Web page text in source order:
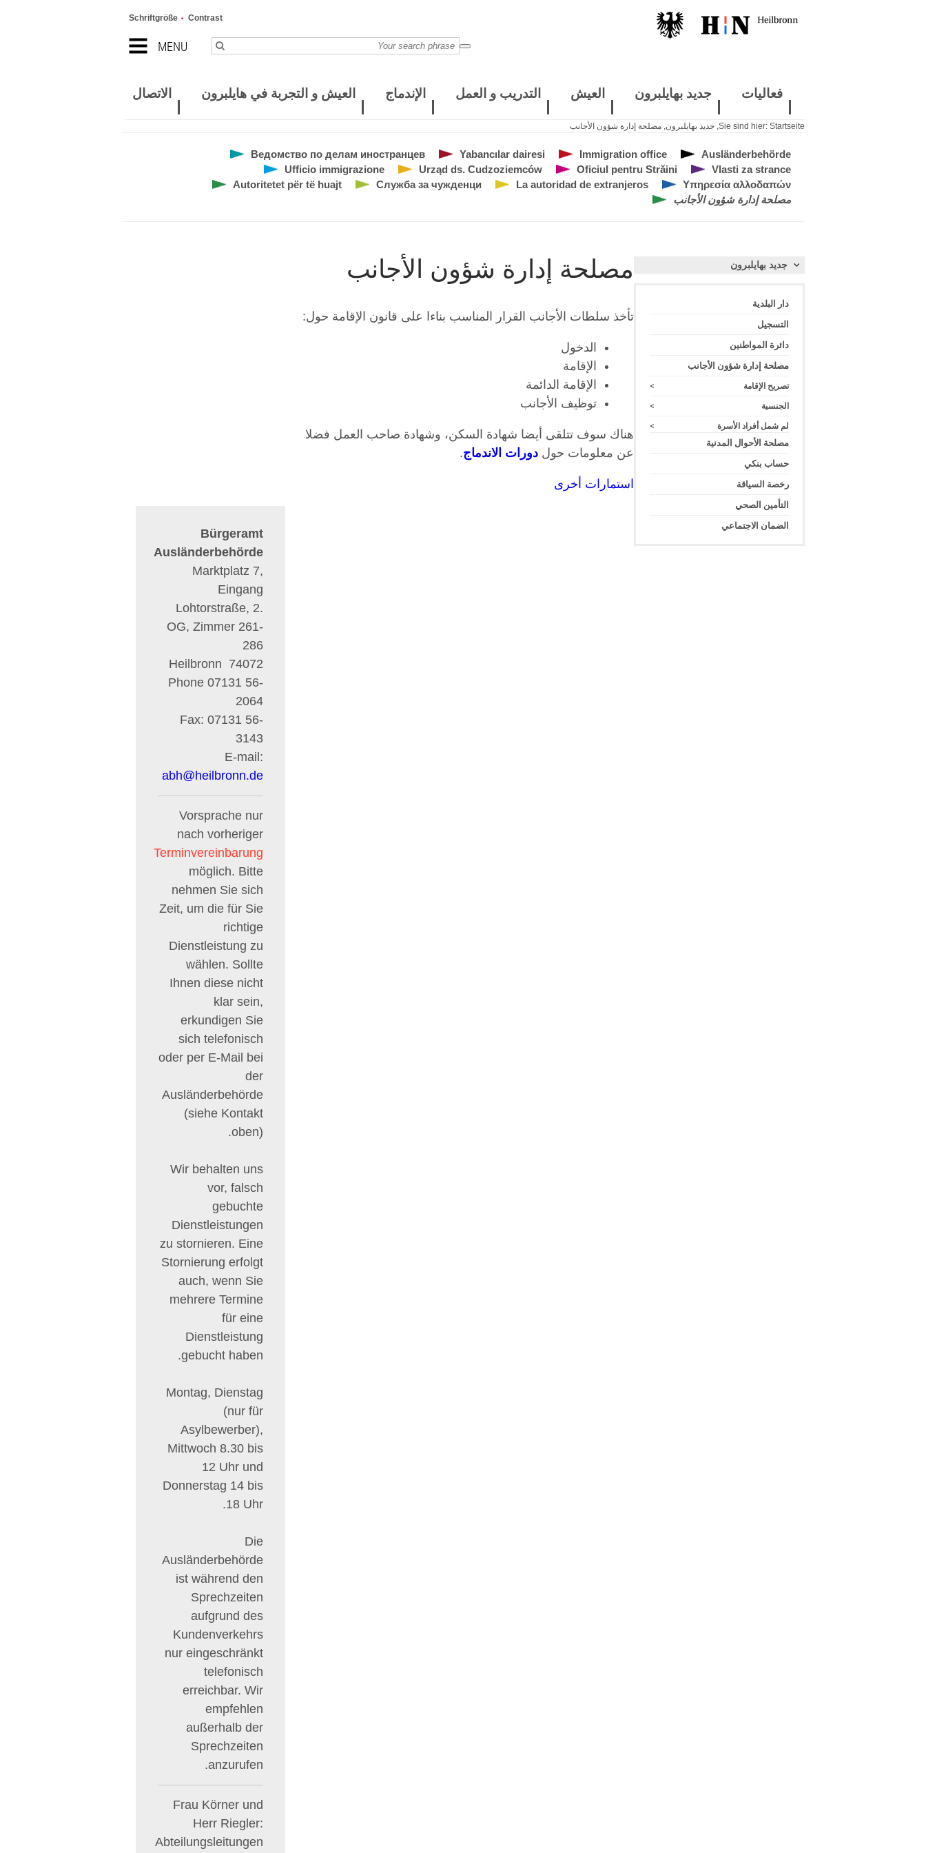
MENU
Schriftgröße Contrast
فعاليات جديد بهايلبرون العيش التدريب و العمل الإندماج العيش و التجربة في هايلبرون الاتصال
Sie sind hier: Startseite
,جديد بهايلبرون,مصلحة إدارة شؤون الأجانب
Ausländerbehörde
Immigration office
Yabancılar dairesi
Ведомство по делам иностранцев
Vlasti za strance
Oficiul pentru Străini
Urząd ds. Cudzoziemców
Ufficio immigrazione
Υπηρεσία αλλοδαπών
La autoridad de extranjeros
Служба за чужденци
Autoritetet për të huajt
مصلحة إدارة شؤون الأجانب
جديد بهايلبرون
دار البلدية
التسجيل
دائرة المواطنين
مصلحة إدارة شؤون الأجانب
> تصريح الإقامة
> الجنسية
> لم شمل أفراد الأسرة
مصلحة الأحوال المدنية
حساب بنكي
رخصة السياقة
التأمين الصحي
الضمان الاجتماعي
مصلحة إدارة شؤون الأجانب
تأخذ سلطات الأجانب القرار المناسب بناءا على قانون الإقامة حول:
الدخول
الإقامة
الإقامة الدائمة
توظيف الأجانب
هناك سوف تتلقى أيضا شهادة السكن، وشهادة صاحب العمل فضلا
عن معلومات حولدورات الاندماج.
استمارات أخرى
Bürgeramt
Ausländerbehörde
Marktplatz 7,
Eingang
Lohtorstraße, 2.
OG, Zimmer 261-
286
74072
Heilbronn
Phone 07131 56-
2064
Fax: 07131 56-
3143
E-mail:
abh@heilbronn.de
Vorsprache nur
nach vorheriger
Terminvereinbarung
möglich. Bitte
nehmen Sie sich
Zeit, um die für Sie
richtige
Dienstleistung zu
wählen. Sollte
Ihnen diese nicht
klar sein,
erkundigen Sie
sich telefonisch
oder per E-Mail bei
der
Ausländerbehörde
(siehe Kontakt
oben).
Wir behalten uns
vor, falsch
gebuchte
Dienstleistungen
zu stornieren. Eine
Stornierung erfolgt
auch, wenn Sie
mehrere Termine
für eine
Dienstleistung
gebucht haben.
Montag, Dienstag
(nur für
Asylbewerber),
Mittwoch 8.30 bis
12 Uhr und
Donnerstag 14 bis
18 Uhr.
Die
Ausländerbehörde
ist während den
Sprechzeiten
aufgrund des
Kundenverkehrs
nur eingeschränkt
telefonisch
erreichbar. Wir
empfehlen
außerhalb der
Sprechzeiten
anzurufen.
Frau Körner und
Herr Riegler:
Abteilungsleitungen